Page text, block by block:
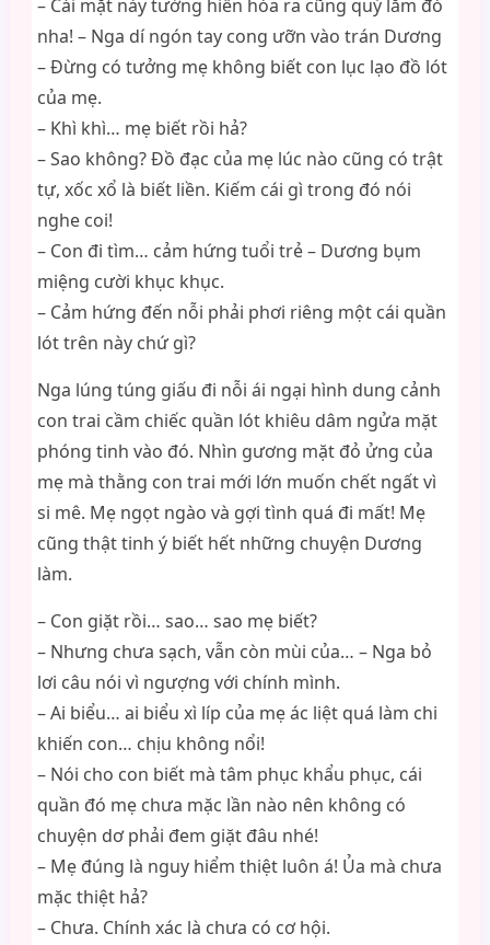
– Cái mặt này tưởng hiền hóa ra cũng quỷ lắm đó
nha! – Nga dí ngón tay cong ưỡn vào trán Dương
– Đừng có tưởng mẹ không biết con lục lạo đồ lót
của mẹ.
– Khì khì… mẹ biết rồi hả?
– Sao không? Đồ đạc của mẹ lúc nào cũng có trật
tự, xốc xổ là biết liền. Kiếm cái gì trong đó nói
nghe coi!
– Con đi tìm… cảm hứng tuổi trẻ – Dương bụm
miệng cười khục khục.
– Cảm hứng đến nỗi phải phơi riêng một cái quần
lót trên này chứ gì?
Nga lúng túng giấu đi nỗi ái ngại hình dung cảnh
con trai cầm chiếc quần lót khiêu dâm ngửa mặt
phóng tinh vào đó. Nhìn gương mặt đỏ ửng của
mẹ mà thằng con trai mới lớn muốn chết ngất vì
si mê. Mẹ ngọt ngào và gợi tình quá đi mất! Mẹ
cũng thật tinh ý biết hết những chuyện Dương
làm.
– Con giặt rồi… sao… sao mẹ biết?
– Nhưng chưa sạch, vẫn còn mùi của… – Nga bỏ
lơi câu nói vì ngượng với chính mình.
– Ai biểu… ai biểu xì líp của mẹ ác liệt quá làm chi
khiến con… chịu không nổi!
– Nói cho con biết mà tâm phục khẩu phục, cái
quần đó mẹ chưa mặc lần nào nên không có
chuyện dơ phải đem giặt đâu nhé!
– Mẹ đúng là nguy hiểm thiệt luôn á! Ủa mà chưa
mặc thiệt hả?
– Chưa. Chính xác là chưa có cơ hội.